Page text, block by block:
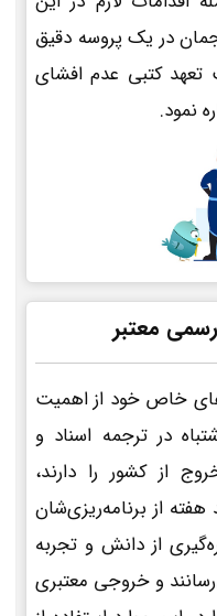
در یک پروسه دقیق
تعهد کتبی عدم افشای
نمود.
معتبر
خاص خود از اهمیت
در ترجمه اسناد و
از کشور را دارند،
هفته از برنامه‌ریزی‌شان
از دانش و تجربه
و خروجی معتبری